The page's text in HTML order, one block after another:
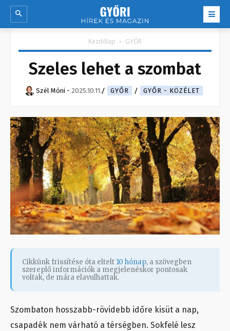
Kezdőlap GYŐR
Szeles lehet a szombat
Szél Móni - 2025.10.11. GYŐR GYŐR - KÖZÉLET
Cikkünk frissítése óta eltelt 10 hónap, a szövegben
szereplő információk a megjelenéskor pontosak
voltak, de mára elavulhattak.
Szombaton hosszabb-rövidebb időre kisüt a nap,
csapadék nem várható a térségben. Sokfelé lesz